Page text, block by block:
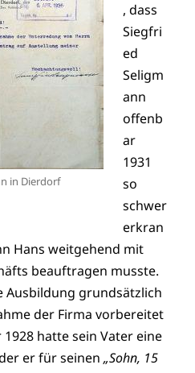
in Dierdorf
, dass
Siegfri
ed
Seligm
ann
offenb
ar
1931
so
schwer
erkran
Hans weitgehend mit
beauftragen musste.
Ausbildung grundsätzlich
der Firma vorbereitet
hatte sein Vater eine
er für seinen„Sohn, 15